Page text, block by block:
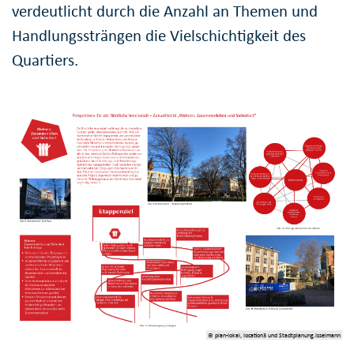
verdeutlicht durch die Anzahl an Themen und
Handlungssträngen die Vielschichtigkeit des
Quartiers.
© plan-lokal, location3 und Stadtplanung.Isselmann